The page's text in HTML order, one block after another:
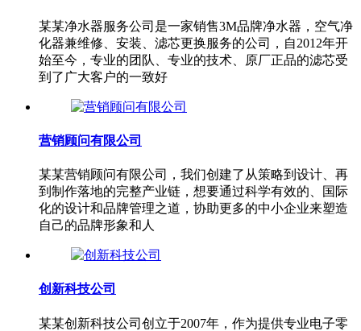
某某净水器服务公司是一家销售3M品牌净水器，空气净
化器兼维修、安装、滤芯更换服务的公司，自2012年开
始至今，专业的团队、专业的技术、原厂正品的滤芯受
到了广大客户的一致好
营销顾问有限公司
某某营销顾问有限公司，我们创建了从策略到设计、再
到制作落地的完整产业链，想要通过科学有效的、国际
化的设计和品牌管理之道，协助更多的中小企业来塑造
自己的品牌形象和人
创新科技公司
某某创新科技公司创立于2007年，作为提供专业电子零